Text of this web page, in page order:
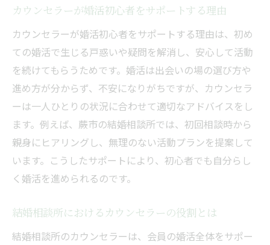
カウンセラーが婚活初心者をサポートする理由
カウンセラーが婚活初心者をサポートする理由は、初め
ての婚活で生じる戸惑いや疑問を解消し、安心して活動
を続けてもらうためです。婚活は出会いの場の選び方や
進め方が分からず、不安になりがちですが、カウンセラ
ーは一人ひとりの状況に合わせて適切なアドバイスをし
ます。例えば、蕨市の結婚相談所では、初回相談時から
親身にヒアリングし、無理のない活動プランを提案して
います。こうしたサポートにより、初心者でも自分らし
く婚活を進められるのです。
結婚相談所におけるカウンセラーの役割とは
結婚相談所のカウンセラーは、会員の婚活全体をサポー